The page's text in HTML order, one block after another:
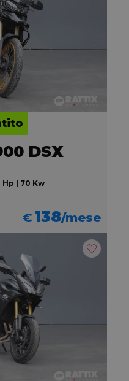
DSX
Hp | 70 Kw
€138/mese